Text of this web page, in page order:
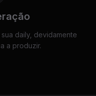
daily, devidamente
a produzir.